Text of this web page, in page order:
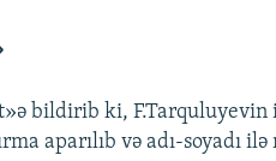
bildirib ki, F.Tarquluyevin
aparılıb və adı-soyadı ilə